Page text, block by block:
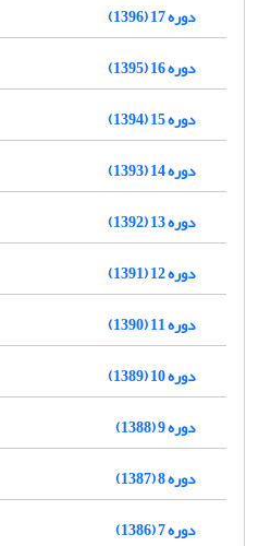
دوره 17 (1396)
دوره 16 (1395)
دوره 15 (1394)
دوره 14 (1393)
دوره 13 (1392)
دوره 12 (1391)
دوره 11 (1390)
دوره 10 (1389)
دوره 9 (1388)
دوره 8 (1387)
دوره 7 (1386)